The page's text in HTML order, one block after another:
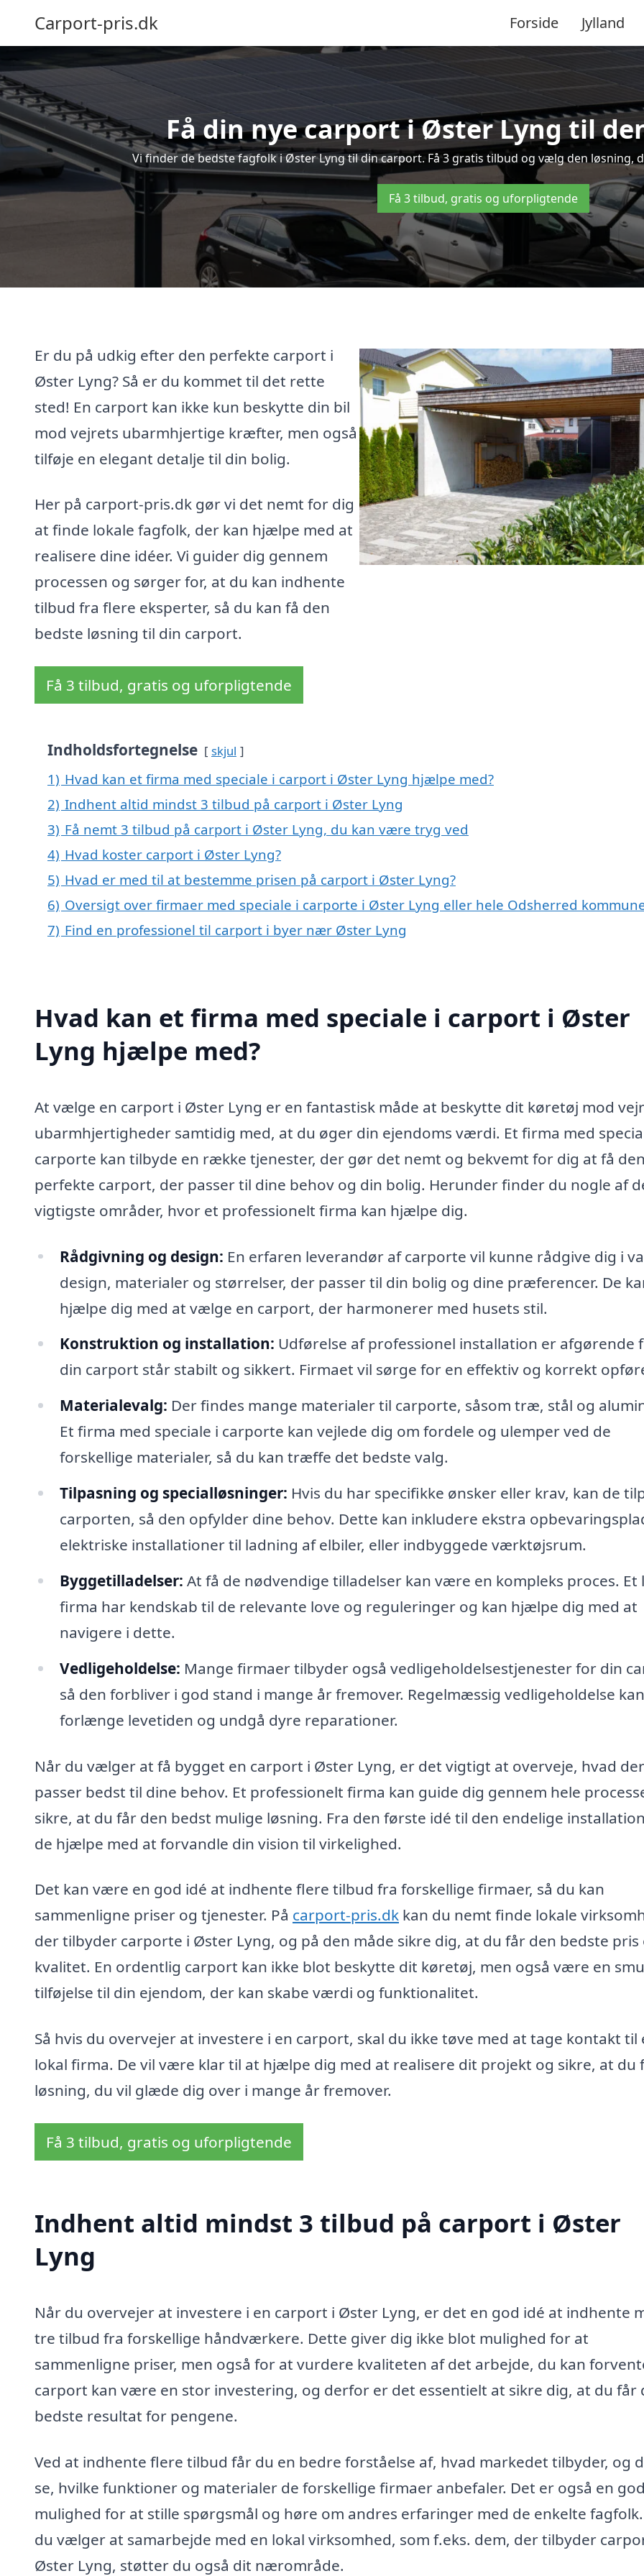
Carport-pris.dk Forside Jylland
Få din nye carport i Øster Lyng til
Vi finder de bedste fagfolk i Øster Lyng til din carport. Få 3 gratis tilbud og vælg den løsning,
Få 3 tilbud, gratis og uforpligtende
Er du på udkig efter den perfekte carport i
Øster Lyng? Så er du kommet til det rette
sted! En carport kan ikke kun beskytte din bil
mod vejrets ubarmhjertige kræfter, men også
tilføje en elegant detalje til din bolig.
Her på carport-pris.dk gør vi det nemt for dig
at finde lokale fagfolk, der kan hjælpe med at
realisere dine idéer. Vi guider dig gennem
processen og sørger for, at du kan indhente
tilbud fra flere eksperter, så du kan få den
bedste løsning til din carport.
Få 3 tilbud, gratis og uforpligtende
Indholdsfortegnelse skjul
1) Hvad kan et firma med speciale i carport i Øster Lyng hjælpe med?
2) Indhent altid mindst 3 tilbud på carport i Øster Lyng
3) Få nemt 3 tilbud på carport i Øster Lyng, du kan være tryg ved
4) Hvad koster carport i Øster Lyng?
5) Hvad er med til at bestemme prisen på carport i Øster Lyng?
6) Oversigt over firmaer med speciale i carporte i Øster Lyng eller hele Odsherred
7) Find en professionel til carport i byer nær Øster Lyng
Hvad kan et firma med speciale i carport i Øster
Lyng hjælpe med?
At vælge en carport i Øster Lyng er en fantastisk måde at beskytte dit køretøj mod
ubarmhjertigheder samtidig med, at du øger din ejendoms værdi. Et firma med
carporte kan tilbyde en række tjenester, der gør det nemt og bekvemt for dig at få
perfekte carport, der passer til dine behov og din bolig. Herunder finder du nogle af
vigtigste områder, hvor et professionelt firma kan hjælpe dig.
Rådgivning og design: En erfaren leverandør af carporte vil kunne rådgive dig i
design, materialer og størrelser, der passer til din bolig og dine præferencer. De
hjælpe dig med at vælge en carport, der harmonerer med husets stil.
Konstruktion og installation: Udførelse af professionel installation er afgørende
din carport står stabilt og sikkert. Firmaet vil sørge for en effektiv og korrekt
Materialevalg: Der findes mange materialer til carporte, såsom træ, stål og
Et firma med speciale i carporte kan vejlede dig om fordele og ulemper ved de
forskellige materialer, så du kan træffe det bedste valg.
Tilpasning og specialløsninger: Hvis du har specifikke ønsker eller krav, kan de
carporten, så den opfylder dine behov. Dette kan inkludere ekstra
elektriske installationer til ladning af elbiler, eller indbyggede værktøjsrum.
Byggetilladelser: At få de nødvendige tilladelser kan være en kompleks proces. Et
firma har kendskab til de relevante love og reguleringer og kan hjælpe dig med at
navigere i dette.
Vedligeholdelse: Mange firmaer tilbyder også vedligeholdelsestjenester for din
så den forbliver i god stand i mange år fremover. Regelmæssig vedligeholdelse kan
forlænge levetiden og undgå dyre reparationer.
Når du vælger at få bygget en carport i Øster Lyng, er det vigtigt at overveje, hvad der
passer bedst til dine behov. Et professionelt firma kan guide dig gennem hele
sikre, at du får den bedst mulige løsning. Fra den første idé til den endelige
de hjælpe med at forvandle din vision til virkelighed.
Det kan være en god idé at indhente flere tilbud fra forskellige firmaer, så du kan
sammenligne priser og tjenester. På carport-pris.dk kan du nemt finde lokale
der tilbyder carporte i Øster Lyng, og på den måde sikre dig, at du får den bedste pris
kvalitet. En ordentlig carport kan ikke blot beskytte dit køretøj, men også være en
tilføjelse til din ejendom, der kan skabe værdi og funktionalitet.
Så hvis du overvejer at investere i en carport, skal du ikke tøve med at tage kontakt til
lokal firma. De vil være klar til at hjælpe dig med at realisere dit projekt og sikre, at du
løsning, du vil glæde dig over i mange år fremover.
Få 3 tilbud, gratis og uforpligtende
Indhent altid mindst 3 tilbud på carport i Øster
Lyng
Når du overvejer at investere i en carport i Øster Lyng, er det en god idé at indhente
tre tilbud fra forskellige håndværkere. Dette giver dig ikke blot mulighed for at
sammenligne priser, men også for at vurdere kvaliteten af det arbejde, du kan
carport kan være en stor investering, og derfor er det essentielt at sikre dig, at du får
bedste resultat for pengene.
Ved at indhente flere tilbud får du en bedre forståelse af, hvad markedet tilbyder, og
se, hvilke funktioner og materialer de forskellige firmaer anbefaler. Det er også en
mulighed for at stille spørgsmål og høre om andres erfaringer med de enkelte
du vælger at samarbejde med en lokal virksomhed, som f.eks. dem, der tilbyder
Øster Lyng, støtter du også dit nærområde.